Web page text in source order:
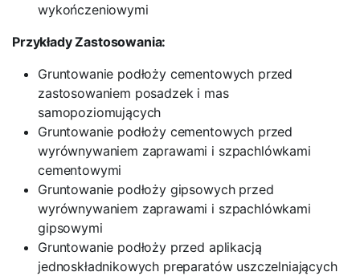
wykończeniowymi
Przykłady Zastosowania:
Gruntowanie podłoży cementowych przed
zastosowaniem posadzek i mas
samopoziomujących
Gruntowanie podłoży cementowych przed
wyrównywaniem zaprawami i szpachlówkami
cementowymi
Gruntowanie podłoży gipsowych przed
wyrównywaniem zaprawami i szpachlówkami
gipsowymi
Gruntowanie podłoży przed aplikacją
jednoskładnikowych preparatów uszczelniających